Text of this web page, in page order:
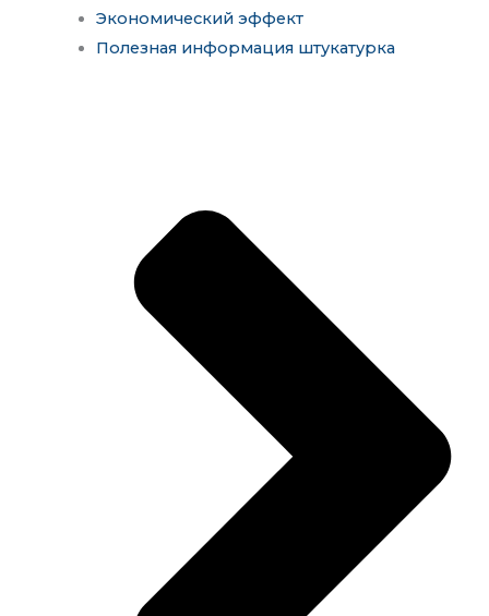
Экономический эффект
Полезная информация штукатурка